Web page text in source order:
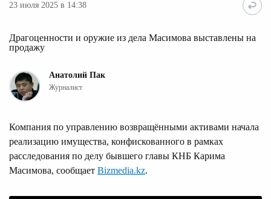
23 июля 2025 в 14:38
Драгоценности и оружие из дела Масимова выставлены на
продажу
Анатолий Пак
Журналист
Компания по управлению возвращёнными активами начала
реализацию имущества, конфискованного в рамках
расследования по делу бывшего главы КНБ Карима
Масимова, сообщает Bizmedia.kz.